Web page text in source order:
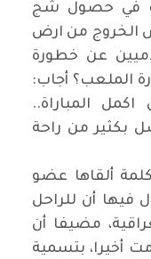
في حصول شج
الخروج من ارض
عن خطورة
الملعب؟ أجاب:
المباراة..
بكثير من راحة
ألقاها عضو
فيها أن للراحل
مضيفا أن
أخيرا، بتسمية